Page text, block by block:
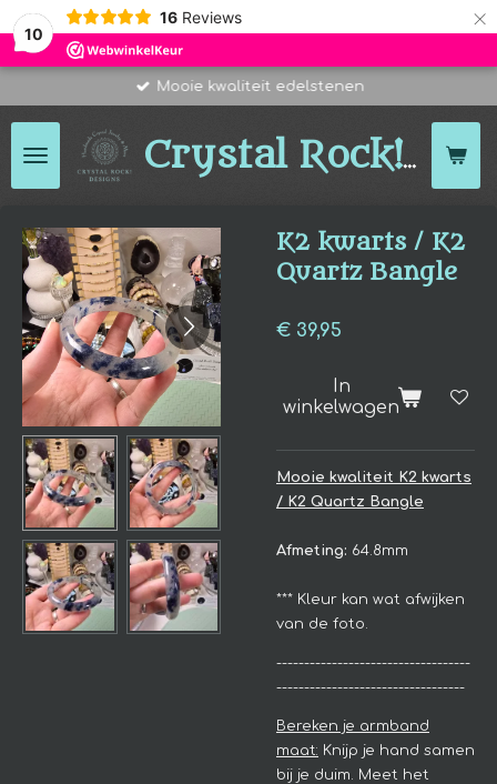
10
16 Reviews ×
Crystal Rock!
Mooie kwaliteit edelstenen
K2 kwarts / K2
Quartz Bangle
€ 39,95
In
winkelwagen
Mooie kwaliteit K2 kwarts
/ K2 Quartz Bangle
Afmeting: 64.8mm
*** Kleur kan wat afwijken
van de foto.
-----------------------------------
----------------------------------
Bereken je armband
maat: Knijp je hand samen
bij je duim. Meet het